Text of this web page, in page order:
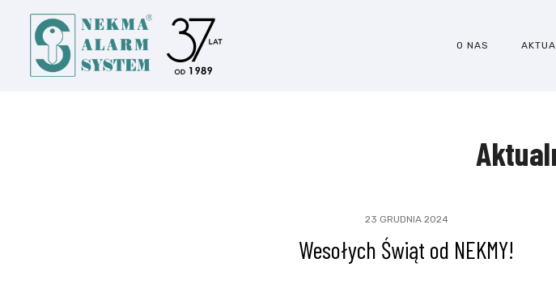
O NAS
23 GRUDNIA 2024
Wesołych Świąt od NEKMY!